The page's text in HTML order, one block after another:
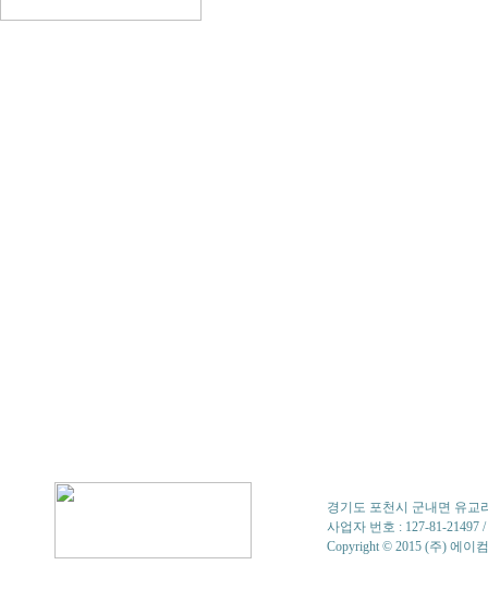
경기도 포천시 군내면 유교
사업자 번호 : 127-81-
Copyright © 2015 (주) 에이